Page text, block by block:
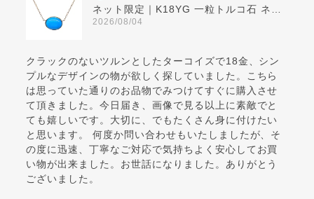
2026/08/04
クラックのないツルンとしたターコイズで18金、シン
プルなデザインの物が欲しく探していました。こちら
は思っていた通りのお品物でみつけてすぐに購入させ
て頂きました。今日届き、画像で見る以上に素敵でと
ても嬉しいです。大切に、でもたくさん身に付けたい
と思います。 何度か問い合わせもいたしましたが、そ
の度に迅速、丁寧なご対応で気持ちよく安心してお買
い物が出来ました。お世話になりました。ありがとう
ございました。